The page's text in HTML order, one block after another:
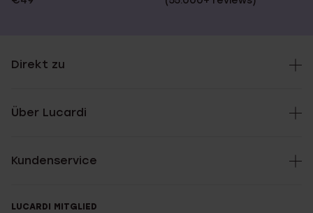
Direkt zu
Über Lucardi
Kundenservice
LUCARDI MITGLIED